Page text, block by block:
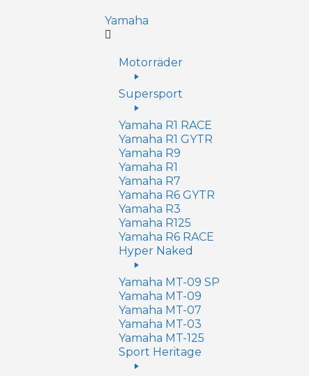
Yamaha
Motorräder
Supersport
Yamaha R1 RACE
Yamaha R1 GYTR
Yamaha R9
Yamaha R1
Yamaha R7
Yamaha R6 GYTR
Yamaha R3
Yamaha R125
Yamaha R6 RACE
Hyper Naked
Yamaha MT-09 SP
Yamaha MT-09
Yamaha MT-07
Yamaha MT-03
Yamaha MT-125
Sport Heritage